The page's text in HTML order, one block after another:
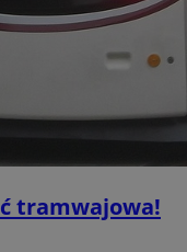
tramwajowa!